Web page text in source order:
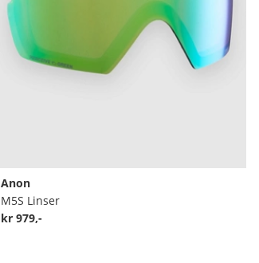
Anon
M5S Linser
kr 979,-